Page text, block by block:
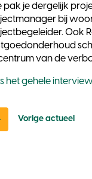
pak je dergelijk
bij
Ook
van de
het gehele
Vorige actueel